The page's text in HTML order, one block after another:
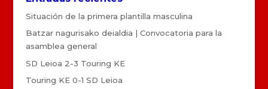
Situación de la primera plantilla masculina
Batzar nagurisako deialdia | Convocatoria para la
asamblea general
SD Leioa 2-3 Touring KE
Touring KE 0-1 SD Leioa